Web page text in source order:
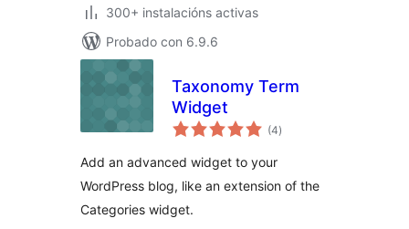
300+ instalacións activas
Probado con 6.9.6
Taxonomy Term
Widget
(4valoracións
totais
)
Add an advanced widget to your
WordPress blog, like an extension of the
Categories widget.